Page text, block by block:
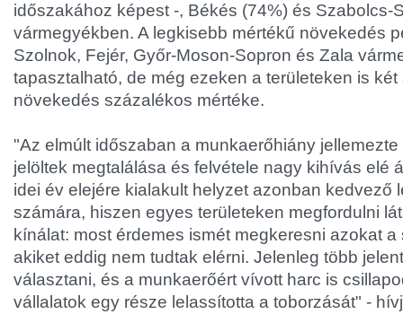
időszakához képest -, Békés (74%) és Szabolcs-
vármegyékben. A legkisebb mértékű növekedés
Szolnok, Fejér, Győr-Moson-Sopron és Zala
tapasztalható, de még ezeken a területeken is
növekedés százalékos mértéke.
"Az elmúlt időszaban a munkaerőhiány
jelöltek megtalálása és felvétele nagy kihívás elé
idei év elejére kialakult helyzet azonban kedvező
számára, hiszen egyes területeken megfordulni
kínálat: most érdemes ismét megkeresni azokat
akiket eddig nem tudtak elérni. Jelenleg több
választani, és a munkaerőért vívott harc is
vállalatok egy része lelassította a toborzását" -